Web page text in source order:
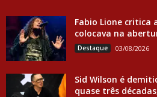
Fabio Lione critica
colocava na
Destaque 03/08/2026
Sid Wilson é
quase três